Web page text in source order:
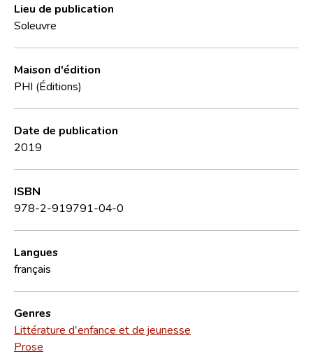
Lieu de publication
Soleuvre
Maison d'édition
PHI (Éditions)
Date de publication
2019
ISBN
978-2-919791-04-0
Langues
français
Genres
Littérature d'enfance et de jeunesse
Prose